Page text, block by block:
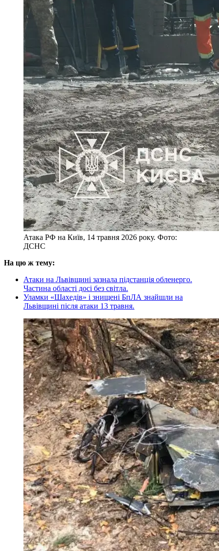
Атака РФ на Київ, 14 травня 2026 року. Фото:
ДСНС
На цю ж тему:
Атаки на Львівщині зазнала підстанція обленерго.
Частина області досі без світла.
Уламки «Шахедів» і знищені БпЛА знайшли на
Львівщині після атаки 13 травня.